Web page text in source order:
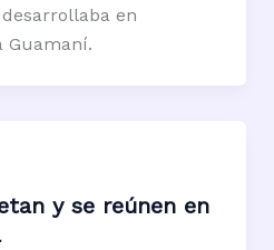
en
Guamaní.
y se reúnen en